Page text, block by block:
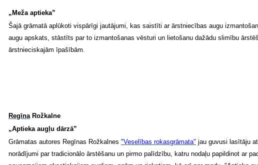
„Meža aptieka”
Šajā grāmatā aplūkoti vispārīgi jautājumi, kas saistīti ar ārstniecības augu
augu apskats, stāstīts par to izmantošanas vēsturi un lietošanu dažādu slimību
ārstnieciskajām īpašībām.
RegīnaRožkalne
„Aptieka augļu dārzā”
Grāmatas autores Regīnas Rožkalnes "Veselības rokasgrāmata" jau guvusi lasītāju
norādījumi par tradicionālo ārstēšanu un pirmo palīdzību, katru nodaļu papildinot ar